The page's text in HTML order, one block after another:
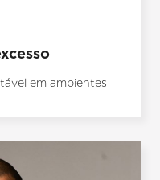
em ambientes